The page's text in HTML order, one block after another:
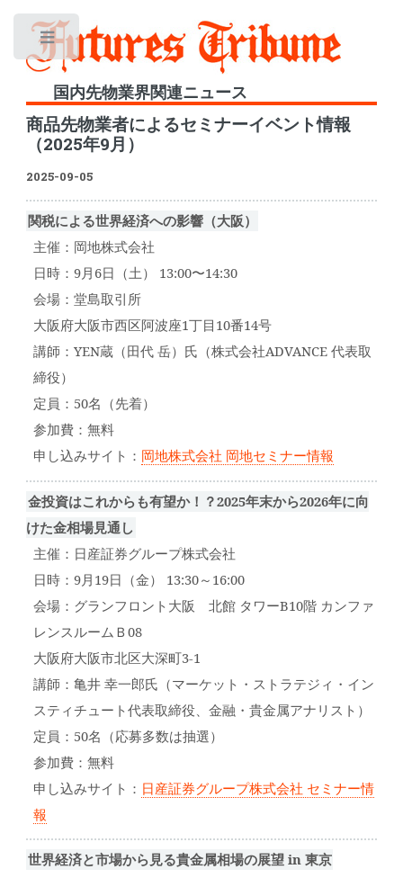
国内先物業界関連ニュース
商品先物業者によるセミナーイベント情報
（2025年9月）
2025-09-05
関税による世界経済への影響（大阪）
主催：岡地株式会社
日時：9月6日（土） 13:00〜14:30
会場：堂島取引所
大阪府大阪市西区阿波座1丁目10番14号
講師：YEN蔵（田代 岳）氏（株式会社ADVANCE 代表取
締役）
定員：50名（先着）
参加費：無料
申し込みサイト： 岡地株式会社 岡地セミナー情報
金投資はこれからも有望か！？2025年末から2026年に向
けた金相場見通し
主催：日産証券グループ株式会社
日時：9月19日（金） 13:30～16:00
会場：グランフロント大阪 北館 タワーB10階 カンファ
レンスルームＢ08
大阪府大阪市北区大深町3-1
講師：亀井 幸一郎氏（マーケット・ストラテジィ・イン
スティチュート代表取締役、金融・貴金属アナリスト）
定員：50名（応募多数は抽選）
参加費：無料
申し込みサイト： 日産証券グループ株式会社 セミナー情
報
世界経済と市場から見る貴金属相場の展望 in 東京
Toggle